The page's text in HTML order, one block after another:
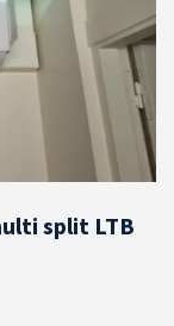
split LTB